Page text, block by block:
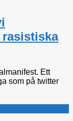
Ett
som på twitter